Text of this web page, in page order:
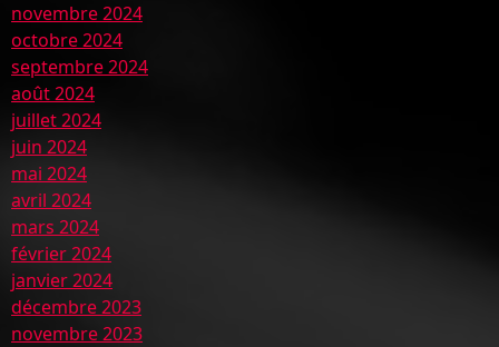
novembre 2024
octobre 2024
septembre 2024
août 2024
juillet 2024
juin 2024
mai 2024
avril 2024
mars 2024
février 2024
janvier 2024
décembre 2023
novembre 2023